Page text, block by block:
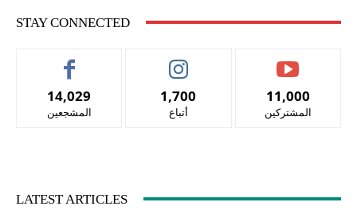
STAY CONNECTED
14,029
المشجعين
1,700
أتباع
11,000
المشتركين
LATEST ARTICLES